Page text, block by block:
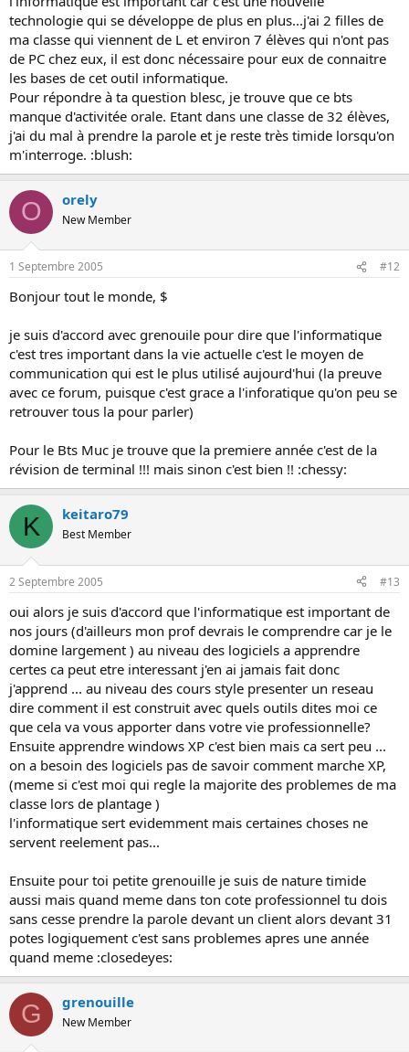
technologie qui se développe de plus en plus...j'ai 2 filles de
ma classe qui viennent de L et environ 7 élèves qui n'ont pas
de PC chez eux, il est donc nécessaire pour eux de connaitre
les bases de cet outil informatique.
Pour répondre à ta question blesc, je trouve que ce bts
manque d'activitée orale. Etant dans une classe de 32 élèves,
j'ai du mal à prendre la parole et je reste très timide lorsqu'on
m'interroge. :blush:
O orely
New Member
1 Septembre 2005 #12
Bonjour tout le monde, $
je suis d'accord avec grenouile pour dire que l'informatique
c'est tres important dans la vie actuelle c'est le moyen de
communication qui est le plus utilisé aujourd'hui (la preuve
avec ce forum, puisque c'est grace a l'inforatique qu'on peu se
retrouver tous la pour parler)
Pour le Bts Muc je trouve que la premiere année c'est de la
révision de terminal !!! mais sinon c'est bien !! :chessy:
K keitaro79
Best Member
2 Septembre 2005 #13
oui alors je suis d'accord que l'informatique est important de
nos jours (d'ailleurs mon prof devrais le comprendre car je le
domine largement ) au niveau des logiciels a apprendre
certes ca peut etre interessant j'en ai jamais fait donc
j'apprend ... au niveau des cours style presenter un reseau
dire comment il est construit avec quels outils dites moi ce
que cela va vous apporter dans votre vie professionnelle?
Ensuite apprendre windows XP c'est bien mais ca sert peu ...
on a besoin des logiciels pas de savoir comment marche XP,
(meme si c'est moi qui regle la majorite des problemes de ma
classe lors de plantage )
l'informatique sert evidemment mais certaines choses ne
servent reelement pas...
Ensuite pour toi petite grenouille je suis de nature timide
aussi mais quand meme dans ton cote professionnel tu dois
sans cesse prendre la parole devant un client alors devant 31
potes logiquement c'est sans problemes apres une année
quand meme :closedeyes:
G grenouille
New Member